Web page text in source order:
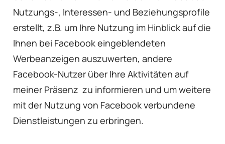
Nutzungs-, Interessen- und Beziehungsprofile
erstellt, z.B. um Ihre Nutzung im Hinblick auf die
Ihnen bei Facebook eingeblendeten
Werbeanzeigen auszuwerten, andere
Facebook-Nutzer über Ihre Aktivitäten auf
meiner Präsenz zu informieren und um weitere
mit der Nutzung von Facebook verbundene
Dienstleistungen zu erbringen.